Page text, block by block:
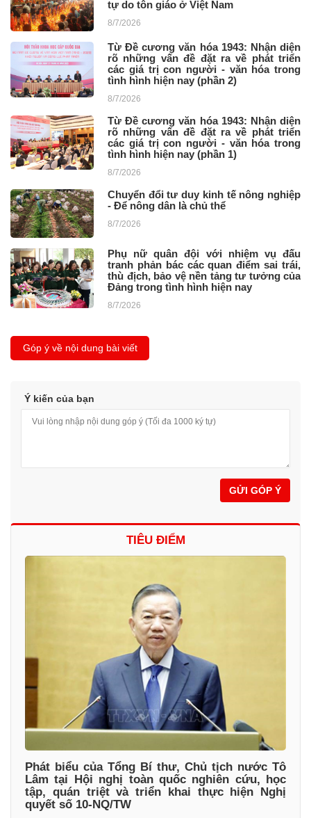
tự do tôn giáo ở Việt Nam
8/7/2026
Từ Đề cương văn hóa 1943: Nhận diện
rõ những vấn đề đặt ra về phát triển
các giá trị con người - văn hóa trong
tình hình hiện nay (phần 2)
8/7/2026
Từ Đề cương văn hóa 1943: Nhận diện
rõ những vấn đề đặt ra về phát triển
các giá trị con người - văn hóa trong
tình hình hiện nay (phần 1)
8/7/2026
Chuyển đổi tư duy kinh tế nông nghiệp
- Để nông dân là chủ thể
8/7/2026
Phụ nữ quân đội với nhiệm vụ đấu
tranh phản bác các quan điểm sai trái,
thù địch, bảo vệ nền tảng tư tưởng của
Đảng trong tình hình hiện nay
8/7/2026
Góp ý về nội dung bài viết
Ý kiến của bạn
GỬI GÓP Ý
TIÊU ĐIỂM
Phát biểu của Tổng Bí thư, Chủ tịch nước Tô
Lâm tại Hội nghị toàn quốc nghiên cứu, học
tập, quán triệt và triển khai thực hiện Nghị
quyết số 10-NQ/TW